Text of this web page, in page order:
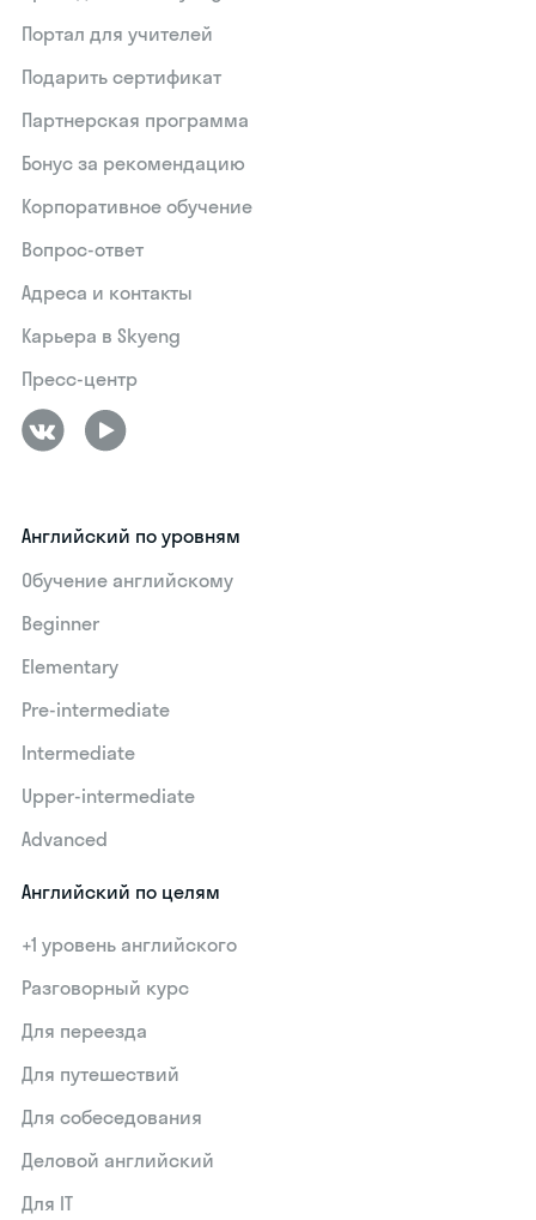
Портал для учителей
Подарить сертификат
Партнерская программа
Бонус за рекомендацию
Корпоративное обучение
Вопрос-ответ
Адреса и контакты
Карьера в Skyeng
Пресс-центр
Английский по уровням
Обучение английскому
Beginner
Elementary
Pre-intermediate
Intermediate
Upper-intermediate
Advanced
Английский по целям
+1 уровень английского
Разговорный курс
Для переезда
Для путешествий
Для собеседования
Деловой английский
Для IT